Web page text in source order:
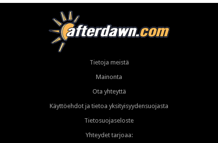
Tietoja meistä
Mainonta
Ota yhteyttä
Käyttöehdot ja tietoa yksityisyydensuojasta
Tietosuojaseloste
Yhteydet tarjoaa: